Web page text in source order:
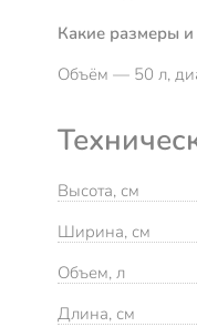
Какие размеры
Объём — 50 л,
Высота, см
Ширина, см
Объем, л
Длина, см